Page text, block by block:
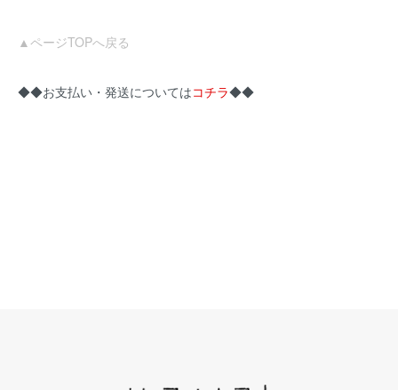
▲ページTOPへ戻る
◆◆お支払い・発送についてはコチラ◆◆